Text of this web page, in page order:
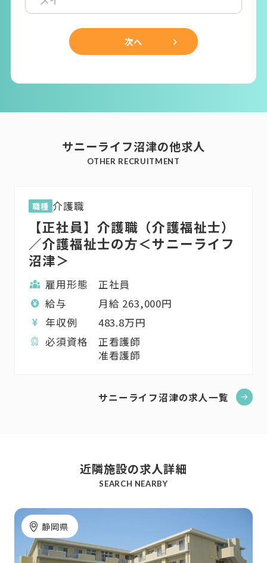
次へ
サニーライフ沼津の他求人
OTHER RECRUITMENT
職種 介護職
【正社員】介護職（介護福祉士）
／介護福祉士の方＜サニーライフ
沼津＞
雇用形態
正社員
給与
月給 263,000円
年収例
483.8万円
必須資格
正看護師
准看護師
サニーライフ沼津の求人一覧
近隣施設の求人詳細
SEARCH NEARBY
静岡県